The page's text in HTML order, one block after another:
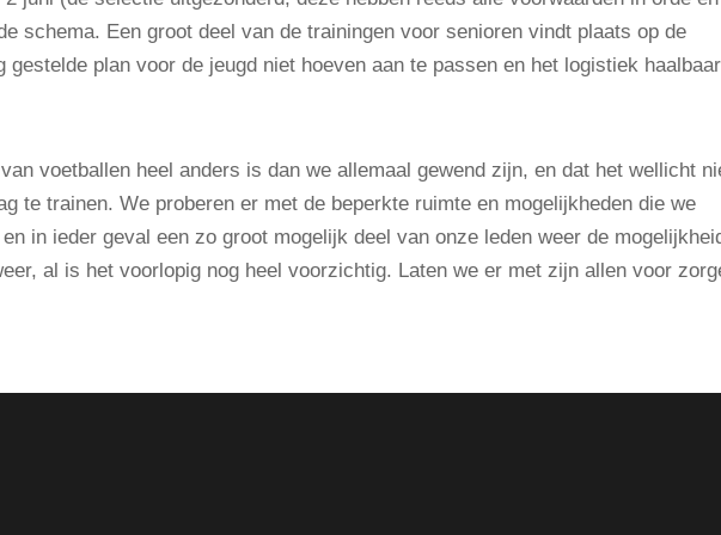
schema. Een groot deel van de trainingen voor senioren vindt plaats op de
plan voor de jeugd niet hoeven aan te passen en het logistiek haalbaar
voetballen heel anders is dan we allemaal gewend zijn, en dat het wellicht
te trainen. We proberen er met de beperkte ruimte en mogelijkheden die we
in ieder geval een zo groot mogelijk deel van onze leden weer de
al is het voorlopig nog heel voorzichtig. Laten we er met zijn allen voor